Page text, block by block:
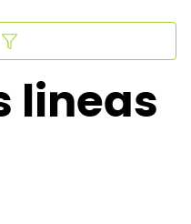
lineas